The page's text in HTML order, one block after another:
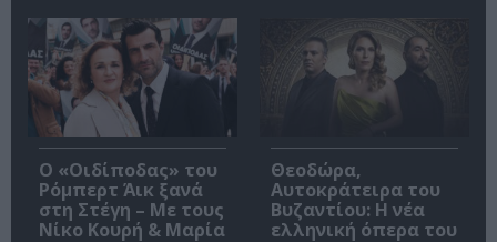
O «Οιδίποδας» του
Ρόμπερτ Άικ ξανά
στη Στέγη – Με τους
Νίκο Κουρή & Μαρία
Θεοδώρα,
Αυτοκράτειρα του
Βυζαντίου: Η νέα
ελληνική όπερα του